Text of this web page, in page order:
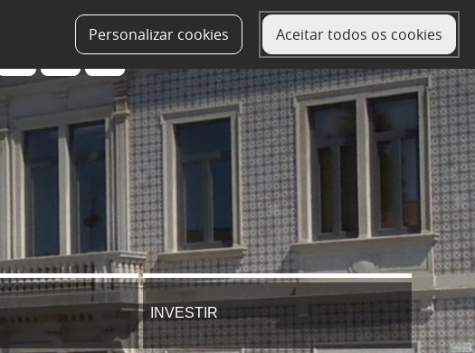
Personalizar cookies
Aceitar todos os cookies
INVESTIR